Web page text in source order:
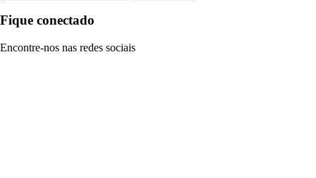
Fique conectado
Encontre-nos nas redes sociais